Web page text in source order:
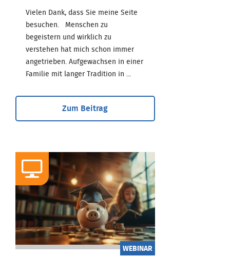
Vielen Dank, dass Sie meine Seite
besuchen. Menschen zu
begeistern und wirklich zu
verstehen hat mich schon immer
angetrieben. Aufgewachsen in einer
Familie mit langer Tradition in ...
Zum Beitrag
WEBINAR